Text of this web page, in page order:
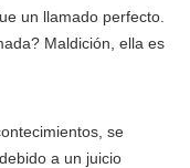
un llamado perfecto.
Maldición, ella es
se
a un juicio